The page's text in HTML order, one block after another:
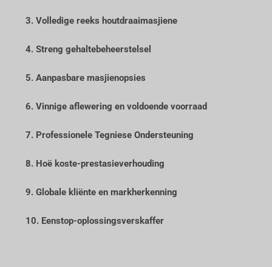
3. Volledige reeks houtdraaimasjiene
4. Streng gehaltebeheerstelsel
5. Aanpasbare masjienopsies
6. Vinnige aflewering en voldoende voorraad
7. Professionele Tegniese Ondersteuning
8. Hoë koste-prestasieverhouding
9. Globale kliënte en markherkenning
10. Eenstop-oplossingsverskaffer